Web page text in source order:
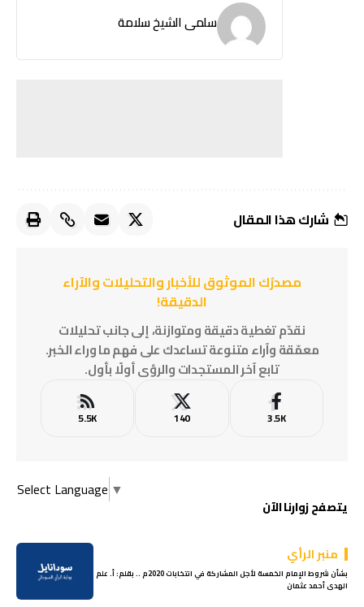
سلمى الشيخ سلامة
شارك هذا المقال
مصدرُك الموثوق للأخبار والتحليلات والآراء
الدقيقة!
نقدّم تغطية دقيقة ومتوازنة، إلى جانب تحليلات
معمّقة وآراء متنوعة تساعدك على فهم ما وراء الخبر.
تابع آخر المستجدات والرؤى أولًا بأول.
3.5K
140
5.5K
Select Language ▼
يتصفح زوارنا الآن
منبر الرأي
بشأن شروط الإمام الخمسة لأجل المشاركة في انتخابات 2020م .. بقلم: أ. علم
الهدى أحمد عثمان